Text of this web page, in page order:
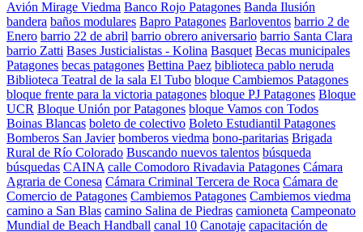
Avión Mirage Viedma Banco Rojo Patagones Banda Ilusión
bandera baños modulares Bapro Patagones Barloventos barrio 2 de
Enero barrio 22 de abril barrio obrero aniversario barrio Santa Clara
barrio Zatti Bases Justicialistas - Kolina Basquet Becas municipales
Patagones becas patagones Bettina Paez biblioteca pablo neruda
Biblioteca Teatral de la sala El Tubo bloque Cambiemos Patagones
bloque frente para la victoria patagones bloque PJ Patagones Bloque
UCR Bloque Unión por Patagones bloque Vamos con Todos
Boinas Blancas boleto de colectivo Boleto Estudiantil Patagones
Bomberos San Javier bomberos viedma bono-paritarias Brigada
Rural de Río Colorado Buscando nuevos talentos búsqueda
búsquedas CAINA calle Comodoro Rivadavia Patagones Cámara
Agraria de Conesa Cámara Criminal Tercera de Roca Cámara de
Comercio de Patagones Cambiemos Patagones Cambiemos viedma
camino a San Blas camino Salina de Piedras camioneta Campeonato
Mundial de Beach Handball canal 10 Canotaje capacitación de